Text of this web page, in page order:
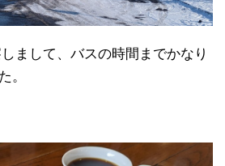
まして、バスの時間までかなり
。